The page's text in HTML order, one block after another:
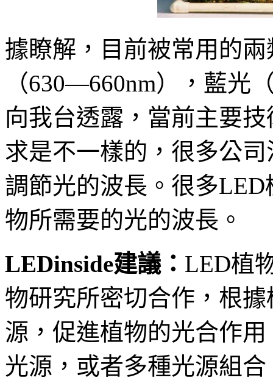
據瞭解，目前被常用的
（630—660nm），藍光
向我台透露，當前主要
求是不一樣的，很多公
調節光的波長。很多
物所需要的光的波長。
LEDinside建議： LED植
物研究所密切合作，根
源，促進植物的光合作
光源，或者多種光源組